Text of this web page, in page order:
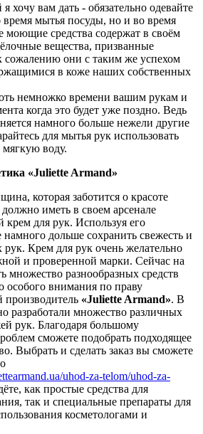
хочу вам дать - обязательно одевайте
время мытья посуды, но и во время
моющие средства содержат в своём
вещества, призванные
сожалению они с таким же успехом
в коже наших собственных
немножко времени вашим рукам и
когда это будет уже поздно. Ведь
намного больше нежели другие
для мытья рук использовать
мягкую воду.
«Juliette Armand»
которая заботится о красоте
иметь в своем арсенале
для рук. Используя его
дольше сохранить свежесть и
Крем для рук очень желательно
и проверенной марки. Сейчас на
множество разнообразных средств
особого внимания по праву
производитель «Juliette Armand». В
разработали множество различных
рук. Благодаря большому
сможете подобрать подходящее
Выбрать и сделать заказ вы сможете
uhod-za-telom/uhod-za-
как простые средства для
так и специальные препараты для
косметологами и